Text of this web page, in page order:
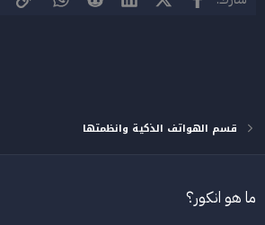
قسم الهواتف الذكية وانظمتها
ما هو انكور؟